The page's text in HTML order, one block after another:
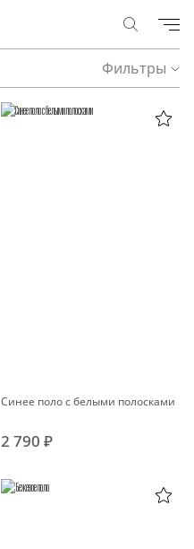
Фильтры
Синее поло с белыми полосками
2 790 ₽